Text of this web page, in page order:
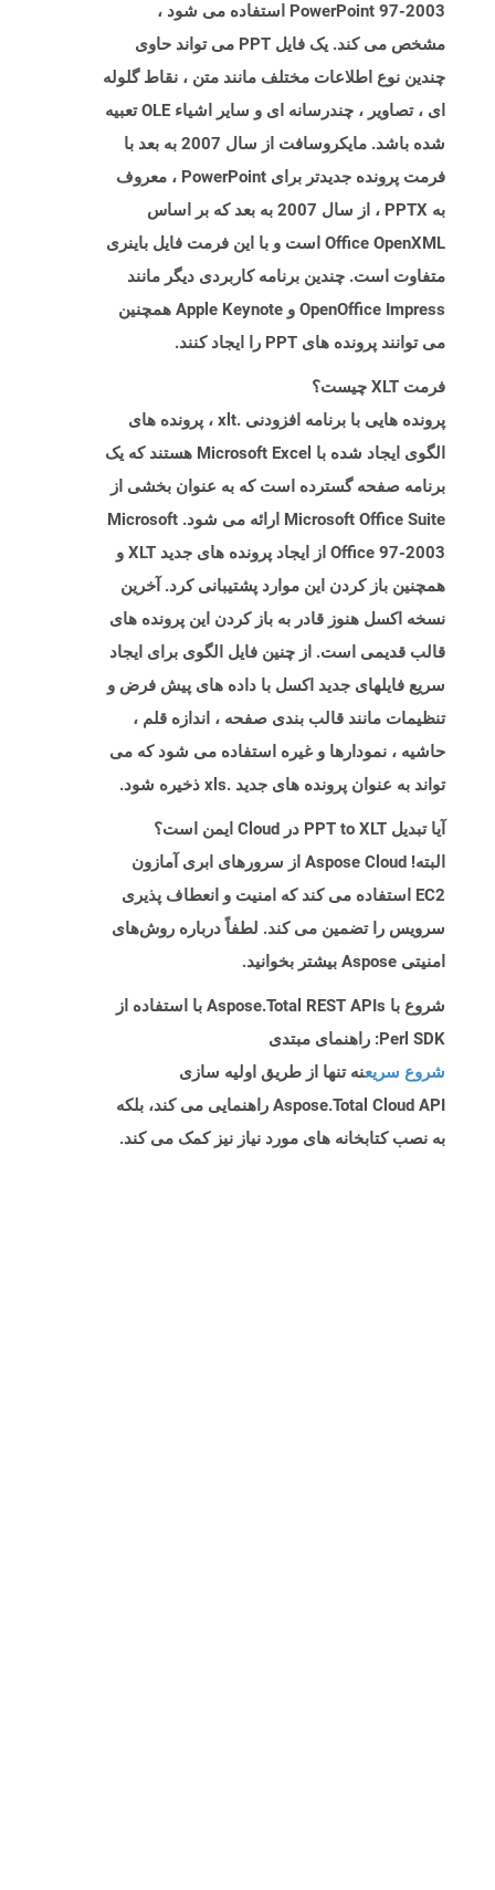
PowerPoint 97-2003 استفاده می شود ،
مشخص می کند. یک فایل PPT می تواند حاوی
چندین نوع اطلاعات مختلف مانند متن ، نقاط گلوله
ای ، تصاویر ، چندرسانه ای و سایر اشیاء OLE تعبیه
شده باشد. مایکروسافت از سال 2007 به بعد با
فرمت پرونده جدیدتر برای PowerPoint ، معروف
به PPTX ، از سال 2007 به بعد که بر اساس
Office OpenXML است و با این فرمت فایل باینری
متفاوت است. چندین برنامه کاربردی دیگر مانند
OpenOffice Impress و Apple Keynote همچنین
می توانند پرونده های PPT را ایجاد کنند.
فرمت XLT چیست؟
پرونده هایی با برنامه افزودنی .xlt ، پرونده های
الگوی ایجاد شده با Microsoft Excel هستند که یک
برنامه صفحه گسترده است که به عنوان بخشی از
Microsoft Office Suite ارائه می شود. Microsoft
Office 97-2003 از ایجاد پرونده های جدید XLT و
همچنین باز کردن این موارد پشتیبانی کرد. آخرین
نسخه اکسل هنوز قادر به باز کردن این پرونده های
قالب قدیمی است. از چنین فایل الگوی برای ایجاد
سریع فایلهای جدید اکسل با داده های پیش فرض و
تنظیمات مانند قالب بندی صفحه ، اندازه قلم ،
حاشیه ، نمودارها و غیره استفاده می شود که می
تواند به عنوان پرونده های جدید .xls ذخیره شود.
آیا تبدیل PPT to XLT در Cloud ایمن است؟
البته! Aspose Cloud از سرورهای ابری آمازون
EC2 استفاده می کند که امنیت و انعطاف پذیری
سرویس را تضمین می کند. لطفاً درباره روش‌های
امنیتی Aspose بیشتر بخوانید.
شروع با Aspose.Total REST APIs با استفاده از
Perl SDK: راهنمای مبتدی
شروع سریعنه تنها از طریق اولیه سازی
Aspose.Total Cloud API راهنمایی می کند، بلکه
به نصب کتابخانه های مورد نیاز نیز کمک می کند.